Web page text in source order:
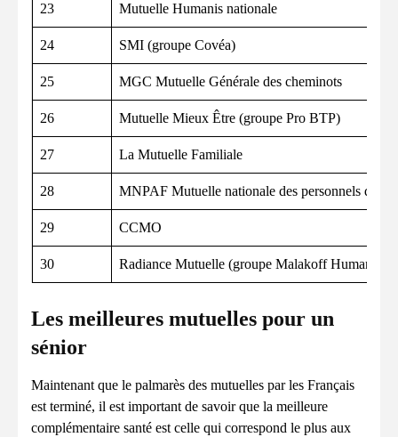
23 Mutuelle Humanis nationale
24 SMI (groupe Covéa)
25 MGC Mutuelle Générale des cheminots
26 Mutuelle Mieux Être (groupe Pro BTP)
27 La Mutuelle Familiale
28 MNPAF Mutuelle nationale des personnels
29 CCMO
30 Radiance Mutuelle (groupe Malakoff Humanis)
Les meilleures mutuelles pour un
sénior
Maintenant que le palmarès des mutuelles par les Français
est terminé, il est important de savoir que la meilleure
complémentaire santé est celle qui correspond le plus aux